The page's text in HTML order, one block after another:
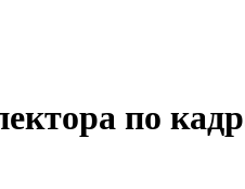
по